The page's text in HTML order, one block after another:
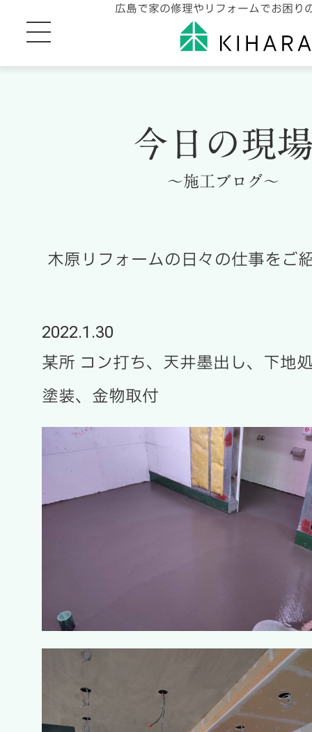
広島で家の修理やリフォームでお困り
今日の現
～施工ブログ～
木原リフォームの日々の仕事をご
2022.1.30
某所 コン打ち、天井墨出し、下地
塗装、金物取付